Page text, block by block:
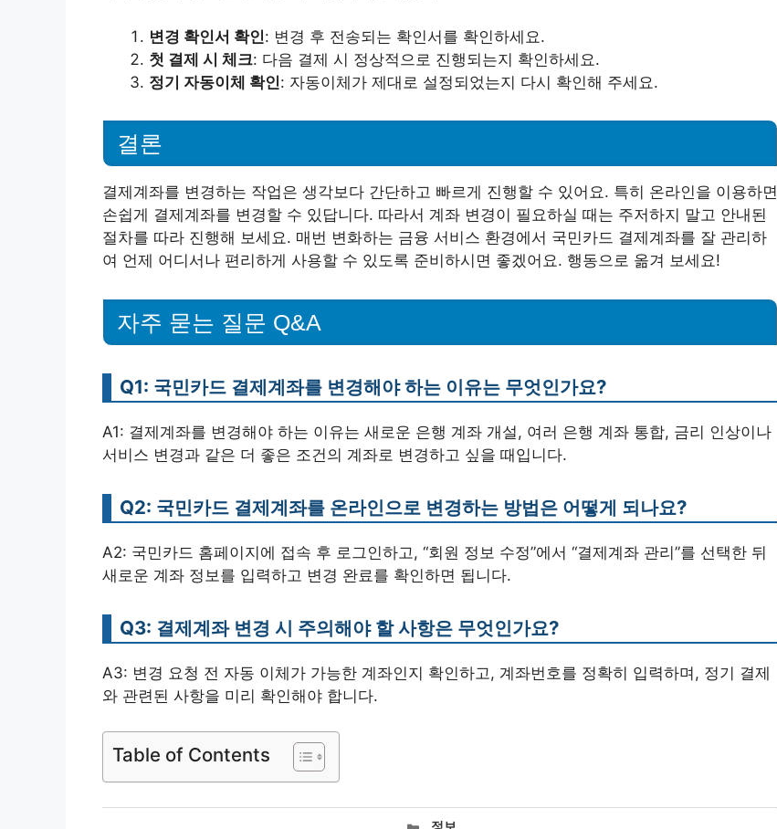
변경 확인서 확인: 변경 후 전송되는 확인서를 확인하세요.
첫 결제 시 체크: 다음 결제 시 정상적으로 진행되는지 확인하세요.
정기 자동이체 확인: 자동이체가 제대로 설정되었는지 다시 확인해 주세요.
결론
결제계좌를 변경하는 작업은 생각보다 간단하고 빠르게 진행할 수 있어요. 특히 온라인을 이용하면
손쉽게 결제계좌를 변경할 수 있답니다. 따라서 계좌 변경이 필요하실 때는 주저하지 말고 안내된
절차를 따라 진행해 보세요. 매번 변화하는 금융 서비스 환경에서 국민카드 결제계좌를 잘 관리하
여 언제 어디서나 편리하게 사용할 수 있도록 준비하시면 좋겠어요. 행동으로 옮겨 보세요!
자주 묻는 질문 Q&A
Q1: 국민카드 결제계좌를 변경해야 하는 이유는 무엇인가요?
A1: 결제계좌를 변경해야 하는 이유는 새로운 은행 계좌 개설, 여러 은행 계좌 통합, 금리 인상이나
서비스 변경과 같은 더 좋은 조건의 계좌로 변경하고 싶을 때입니다.
Q2: 국민카드 결제계좌를 온라인으로 변경하는 방법은 어떻게 되나요?
A2: 국민카드 홈페이지에 접속 후 로그인하고, “회원 정보 수정”에서 “결제계좌 관리”를 선택한 뒤
새로운 계좌 정보를 입력하고 변경 완료를 확인하면 됩니다.
Q3: 결제계좌 변경 시 주의해야 할 사항은 무엇인가요?
A3: 변경 요청 전 자동 이체가 가능한 계좌인지 확인하고, 계좌번호를 정확히 입력하며, 정기 결제
와 관련된 사항을 미리 확인해야 합니다.
Table of Contents
카정보